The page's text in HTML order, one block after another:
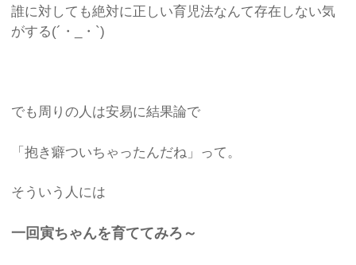
誰に対しても絶対に正しい育児法なんて存在しない気
がする(´・_・`)
でも周りの人は安易に結果論で
「抱き癖ついちゃったんだね」って。
そういう人には
一回寅ちゃんを育ててみろ～